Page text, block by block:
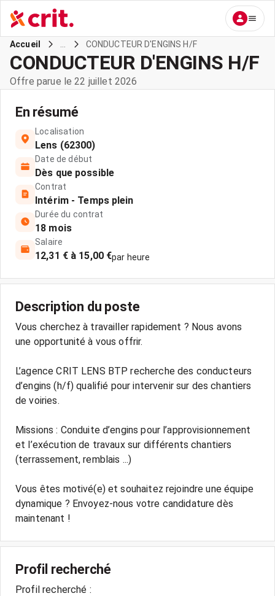
Accueil CONDUCTEUR D'ENGINS H/F
CONDUCTEUR D'ENGINS H/F
Offre parue le 22 juillet 2026
En résumé
Localisation
Lens (62300)
Date de début
Dès que possible
Contrat
Intérim - Temps plein
Durée du contrat
18 mois
Salaire
12,31 € à 15,00 €par heure
Description du poste
Vous cherchez à travailler rapidement ? Nous avons
une opportunité à vous offrir.
L’agence CRIT LENS BTP recherche des conducteurs
d’engins (h/f) qualifié pour intervenir sur des chantiers
de voiries.
Missions : Conduite d’engins pour l’approvisionnement
et l’exécution de travaux sur différents chantiers
(terrassement, remblais ...)
Vous êtes motivé(e) et souhaitez rejoindre une équipe
dynamique ? Envoyez-nous votre candidature dès
Profil recherché
Profil recherché :